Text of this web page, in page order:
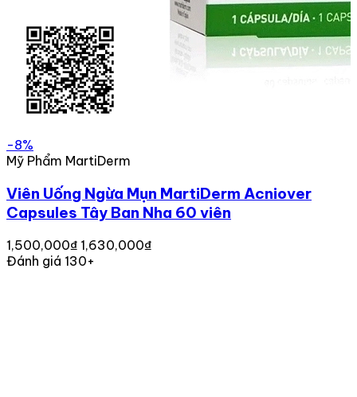
-8%
Mỹ Phẩm MartiDerm
Viên Uống Ngừa Mụn MartiDerm Acniover
Capsules Tây Ban Nha 60 viên
1,500,000₫ 1,630,000₫
Đánh giá 130+